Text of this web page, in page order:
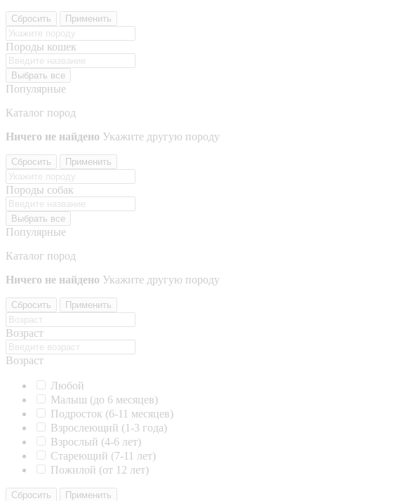
Сбросить Применить
Породы кошек
Выбрать все
Популярные
Каталог пород
Ничего не найдено Укажите другую породу
Сбросить Применить
Породы собак
Выбрать все
Популярные
Каталог пород
Ничего не найдено Укажите другую породу
Сбросить Применить
Возраст
Возраст
Любой
Малыш (до 6 месяцев)
Подросток (6-11 месяцев)
Взрослеющий (1-3 года)
Взрослый (4-6 лет)
Стареющий (7-11 лет)
Пожилой (от 12 лет)
Сбросить Применить